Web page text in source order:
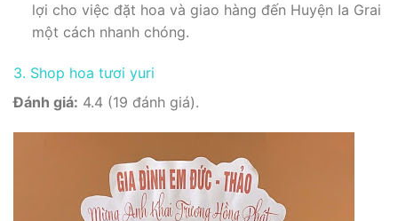
lợi cho việc đặt hoa và giao hàng đến Huyện Ia Grai
một cách nhanh chóng.
3. Shop hoa tươi yuri
Đánh giá: 4.4 (19 đánh giá).